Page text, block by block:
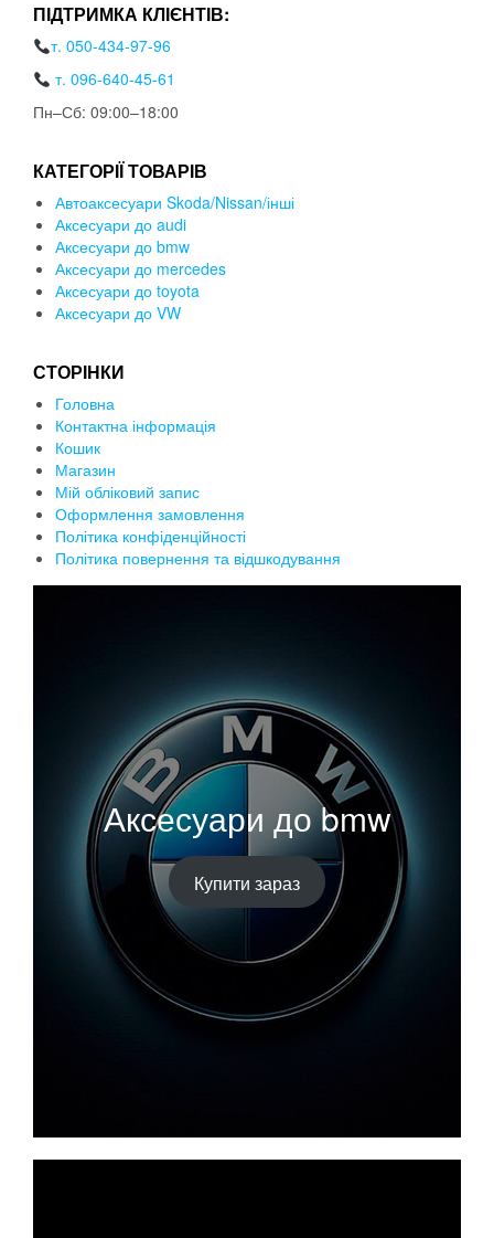
ПІДТРИМКА КЛІЄНТІВ:
т. 050-434-97-96
т. 096-640-45-61
Пн–Сб: 09:00–18:00
КАТЕГОРІЇ ТОВАРІВ
Автоаксесуари Skoda/Nissan/інші
Аксесуари до audi
Аксесуари до bmw
Аксесуари до mercedes
Аксесуари до toyota
Аксесуари до VW
СТОРІНКИ
Головна
Контактна інформація
Кошик
Магазин
Мій обліковий запис
Оформлення замовлення
Політика конфіденційності
Політика повернення та відшкодування
Аксесуари до bmw
Купити зараз